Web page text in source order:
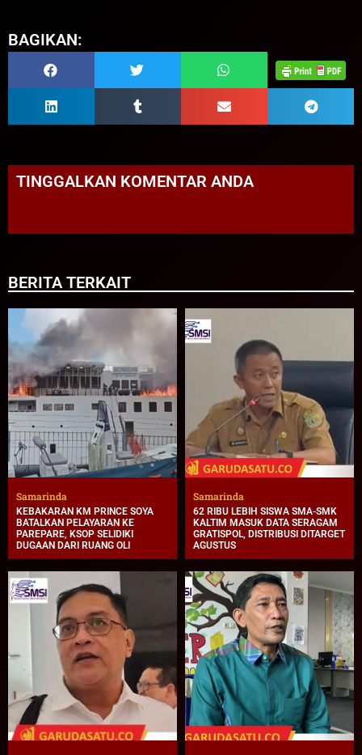
BAGIKAN:
TINGGALKAN KOMENTAR ANDA
BERITA TERKAIT
Samarinda
KEBAKARAN KM PRINCE SOYA
BATALKAN PELAYARAN KE
PAREPARE, KSOP SELIDIKI
DUGAAN DARI RUANG OLI
Samarinda
62 RIBU LEBIH SISWA SMA-SMK
KALTIM MASUK DATA SERAGAM
GRATISPOL, DISTRIBUSI DITARGET
AGUSTUS